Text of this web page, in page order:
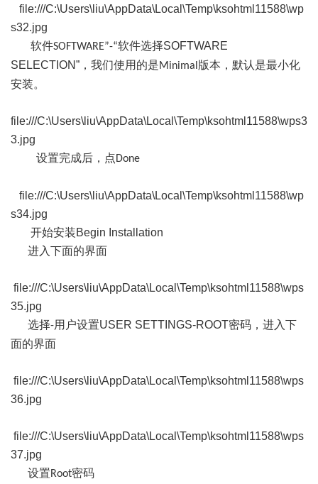
file:///C:\Users\liu\AppData\Local\Temp\ksohtml11588\wp
s32.jpg
软件SOFTWARE”-“软件选择SOFTWARE
SELECTION” ，我们使用的是Minimal 版本，默认是最小化
安装。
file:///C:\Users\liu\AppData\Local\Temp\ksohtml11588\wps3
3.jpg
设置完成后，点Done
file:///C:\Users\liu\AppData\Local\Temp\ksohtml11588\wp
s34.jpg
开始安装Begin Installation
进入下面的界面
file:///C:\Users\liu\AppData\Local\Temp\ksohtml11588\wps
35.jpg
选择-用户设置USER SETTINGS-ROOT密码，进入下
面的界面
file:///C:\Users\liu\AppData\Local\Temp\ksohtml11588\wps
36.jpg
file:///C:\Users\liu\AppData\Local\Temp\ksohtml11588\wps
37.jpg
设置Root密码